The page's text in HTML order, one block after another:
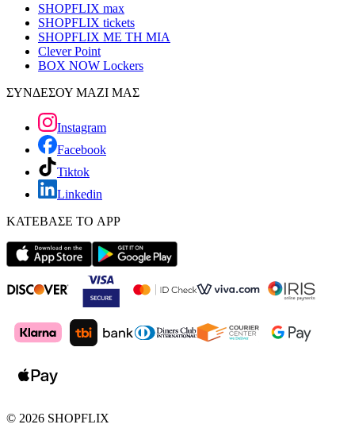
SHOPFLIX max
SHOPFLIX tickets
SHOPFLIX ΜΕ ΤΗ ΜΙΑ
Clever Point
BOX NOW Lockers
ΣΥΝΔΕΣΟΥ ΜΑΖΙ ΜΑΣ
Instagram
Facebook
Tiktok
Linkedin
ΚΑΤΕΒΑΣΕ ΤΟ APP
© 2026 SHOPFLIX